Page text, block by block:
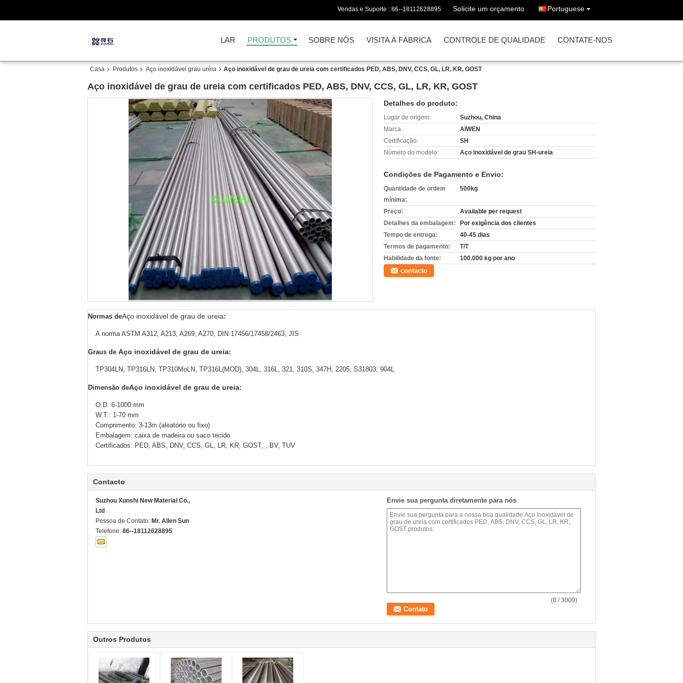
Vendas e Suporte : 86--18112628895 Solicite um orçamento Portuguese
LAR PRODUTOS SOBRE NÓS VISITA À FÁBRICA CONTROLE DE QUALIDADE CONTATE-NOS
Casa Produtos Aço inoxidável grau uréia Aço inoxidável de grau de ureia com certificados PED, ABS, DNV, CCS, GL, LR, KR, GOST
Aço inoxidável de grau de ureia com certificados PED, ABS, DNV, CCS, GL, LR, KR, GOST
Detalhes do produto:
Lugar de origem:
Suzhou, China
Marca:
AIWEN
Certificação:
SH
Número do modelo:
Aço inoxidável de grau SH-ureia
Condições de Pagamento e Envio:
Quantidade de ordem
mínima:
500kg
Preço:
Available per request
Detalhes da embalagem:
Por exigência dos clientes
Tempo de entrega:
40-45 dias
Termos de pagamento:
T/T
Habilidade da fonte:
100.000 kg por ano
contacto
Normas deAço inoxidável de grau de ureia:
A norma ASTM A312, A213, A269, A270, DIN 17456/17458/2463, JIS
Graus de Aço inoxidável de grau de ureia:
TP304LN, TP316LN, TP310MoLN, TP316L(MOD), 304L, 316L, 321, 310S, 347H, 2205, S31803, 904L
Dimensão deAço inoxidável de grau de ureia:
O.D. 6-1000 mm
W.T.: 1-70 mm
Comprimento: 3-13m (aleatório ou fixo)
Embalagem: caixa de madeira ou saco tecido
Certificados: PED, ABS, DNV, CCS, GL, LR, KR, GOST, , BV, TUV
Contacto
Suzhou Xunshi New Material Co.,
Ltd
Pessoa de Contato: Mr. Allen Sun
Telefone: 86--18112628895
Envie sua pergunta diretamente para nós
(0 / 3000)
Outros Produtos